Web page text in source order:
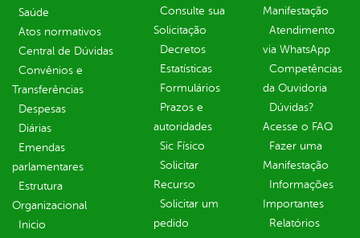
Saúde
Atos normativos
Central de Dúvidas
Convênios e
Transferências
Despesas
Diárias
Emendas
parlamentares
Estrutura
Organizacional
Inicio
Consulte sua
Solicitação
Decretos
Estatísticas
Formulários
Prazos e
autoridades
Sic Físico
Solicitar
Recurso
Solicitar um
pedido
Manifestação
Atendimento
via WhatsApp
Competências
da Ouvidoria
Dúvidas?
Acesse o FAQ
Fazer uma
Manifestação
Informações
Importantes
Relatórios